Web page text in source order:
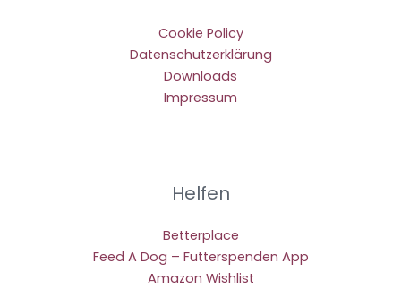
Cookie Policy
Datenschutzerklärung
Downloads
Impressum
Helfen
Betterplace
Feed A Dog – Futterspenden App
Amazon Wishlist